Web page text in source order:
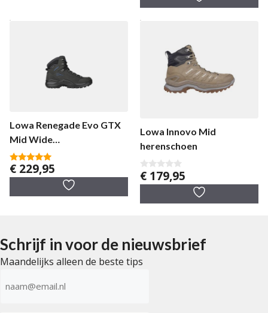
Lowa Renegade Evo GTX
Mid Wide
herenwandelschoen
5.00
van 5
€ 229,95
Lowa Innovo Mid
herenschoen
0
v
5
€ 179,95
Schrijf in voor de nieuwsbrief
Maandelijks alleen de beste tips
mailadres